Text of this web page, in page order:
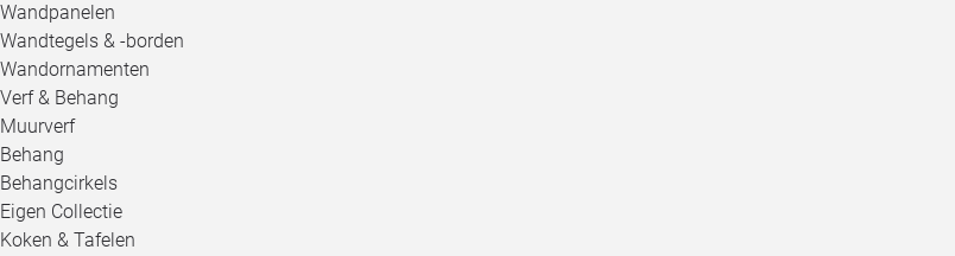
Wandpanelen
Wandtegels & -borden
Wandornamenten
Verf & Behang
Muurverf
Behang
Behangcirkels
Eigen Collectie
Koken & Tafelen